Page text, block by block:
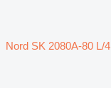
محرك كهربائي Nord SK 2080A-80 L/4